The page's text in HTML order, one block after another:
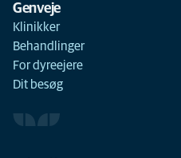
Genveje
Klinikker
Behandlinger
For dyreejere
Dit besøg